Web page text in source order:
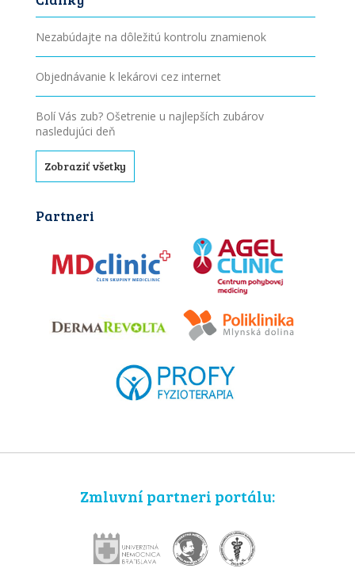
Nezabúdajte na dôležitú kontrolu znamienok
Objednávanie k lekárovi cez internet
Bolí Vás zub? Ošetrenie u najlepších zubárov
nasledujúci deň
Zobraziť všetky
Partneri
Zmluvní partneri portálu: